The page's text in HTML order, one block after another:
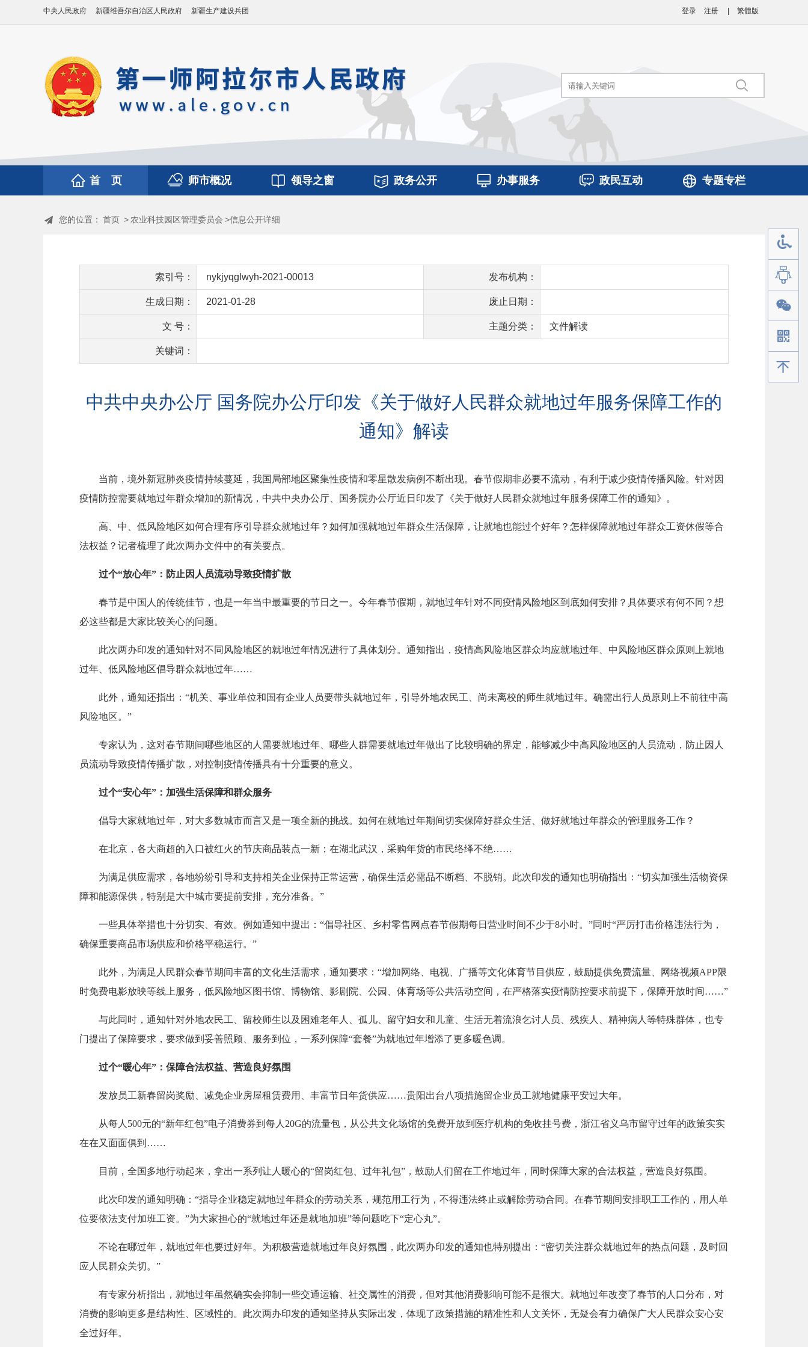
登录 注册 繁體版
中央人民政府 新疆维吾尔自治区人民政府 新疆生产建设兵团
首 页 师市概况 领导之窗 政务公开 办事服务 政民互动 专题专栏
您的位置： 首页 > 农业科技园区管理委员会 >信息公开详细
索引号： nykjyqglwyh-2021-00013 发布机构：
生成日期： 2021-01-28 废止日期：
文 号： 主题分类： 文件解读
关键词：
中共中央办公厅 国务院办公厅印发《关于做好人民群众就地过年服务保障工作的
通知》解读
当前，境外新冠肺炎疫情持续蔓延，我国局部地区聚集性疫情和零星散发病例不断出现。春节假期非必要不流动，有利于减少疫情传播风险。针对因
疫情防控需要就地过年群众增加的新情况，中共中央办公厅、国务院办公厅近日印发了《关于做好人民群众就地过年服务保障工作的通知》。
高、中、低风险地区如何合理有序引导群众就地过年？如何加强就地过年群众生活保障，让就地也能过个好年？怎样保障就地过年群众工资休假等合
法权益？记者梳理了此次两办文件中的有关要点。
过个“放心年”：防止因人员流动导致疫情扩散
春节是中国人的传统佳节，也是一年当中最重要的节日之一。今年春节假期，就地过年针对不同疫情风险地区到底如何安排？具体要求有何不同？想
必这些都是大家比较关心的问题。
此次两办印发的通知针对不同风险地区的就地过年情况进行了具体划分。通知指出，疫情高风险地区群众均应就地过年、中风险地区群众原则上就地
过年、低风险地区倡导群众就地过年……
此外，通知还指出：“机关、事业单位和国有企业人员要带头就地过年，引导外地农民工、尚未离校的师生就地过年。确需出行人员原则上不前往中高
风险地区。”
专家认为，这对春节期间哪些地区的人需要就地过年、哪些人群需要就地过年做出了比较明确的界定，能够减少中高风险地区的人员流动，防止因人
员流动导致疫情传播扩散，对控制疫情传播具有十分重要的意义。
过个“安心年”：加强生活保障和群众服务
倡导大家就地过年，对大多数城市而言又是一项全新的挑战。如何在就地过年期间切实保障好群众生活、做好就地过年群众的管理服务工作？
在北京，各大商超的入口被红火的节庆商品装点一新；在湖北武汉，采购年货的市民络绎不绝……
为满足供应需求，各地纷纷引导和支持相关企业保持正常运营，确保生活必需品不断档、不脱销。此次印发的通知也明确指出：“切实加强生活物资保
障和能源保供，特别是大中城市要提前安排，充分准备。”
一些具体举措也十分切实、有效。例如通知中提出：“倡导社区、乡村零售网点春节假期每日营业时间不少于8小时。”同时“严厉打击价格违法行为，
确保重要商品市场供应和价格平稳运行。”
此外，为满足人民群众春节期间丰富的文化生活需求，通知要求：“增加网络、电视、广播等文化体育节目供应，鼓励提供免费流量、网络视频APP限
时免费电影放映等线上服务，低风险地区图书馆、博物馆、影剧院、公园、体育场等公共活动空间，在严格落实疫情防控要求前提下，保障开放时间……”
与此同时，通知针对外地农民工、留校师生以及困难老年人、孤儿、留守妇女和儿童、生活无着流浪乞讨人员、残疾人、精神病人等特殊群体，也专
门提出了保障要求，要求做到妥善照顾、服务到位，一系列保障“套餐”为就地过年增添了更多暖色调。
过个“暖心年”：保障合法权益、营造良好氛围
发放员工新春留岗奖励、减免企业房屋租赁费用、丰富节日年货供应……贵阳出台八项措施留企业员工就地健康平安过大年。
从每人500元的“新年红包”电子消费券到每人20G的流量包，从公共文化场馆的免费开放到医疗机构的免收挂号费，浙江省义乌市留守过年的政策实实
在在又面面俱到……
目前，全国多地行动起来，拿出一系列让人暖心的“留岗红包、过年礼包”，鼓励人们留在工作地过年，同时保障大家的合法权益，营造良好氛围。
此次印发的通知明确：“指导企业稳定就地过年群众的劳动关系，规范用工行为，不得违法终止或解除劳动合同。在春节期间安排职工工作的，用人单
位要依法支付加班工资。”为大家担心的“就地过年还是就地加班”等问题吃下“定心丸”。
不论在哪过年，就地过年也要过好年。为积极营造就地过年良好氛围，此次两办印发的通知也特别提出：“密切关注群众就地过年的热点问题，及时回
应人民群众关切。”
有专家分析指出，就地过年虽然确实会抑制一些交通运输、社交属性的消费，但对其他消费影响可能不是很大。就地过年改变了春节的人口分布，对
消费的影响更多是结构性、区域性的。此次两办印发的通知坚持从实际出发，体现了政策措施的精准性和人文关怀，无疑会有力确保广大人民群众安心安
全过好年。
手机版